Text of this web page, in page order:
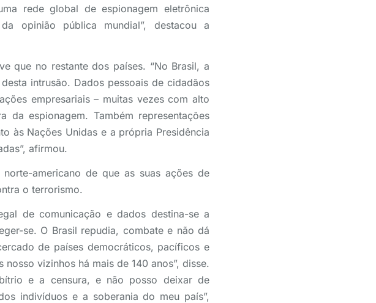
rede global de espionagem eletrônica
opinião pública mundial”, destacou a
que no restante dos países. “No Brasil, a
intrusão. Dados pessoais de cidadãos
empresariais – muitas vezes com alto
espionagem. Também representações
às Nações Unidas e a própria Presidência
afirmou.
americano de que as suas ações de
o terrorismo.
de comunicação e dados destina-se a
se. O Brasil repudia, combate e não dá
de países democráticos, pacíficos e
vizinhos há mais de 140 anos”, disse.
e a censura, e não posso deixar de
indivíduos e a soberania do meu país”,